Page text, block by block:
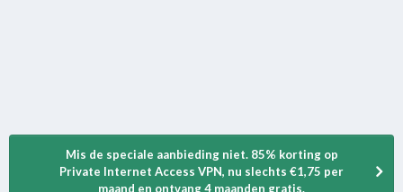
Mis de speciale aanbieding niet. 85% korting op
Private Internet Access VPN, nu slechts €1,75 per
maand en ontvang 4 maanden gratis.